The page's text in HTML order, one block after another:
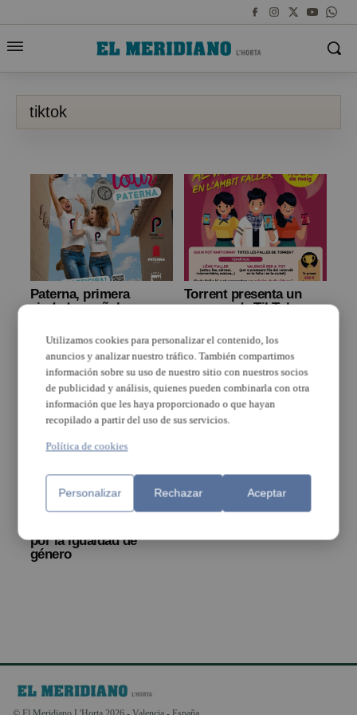
tiktok
Paterna, primera
ciudad española que
Tour
Torrent presenta un
concurs de TikTok per a
de la ciutat
Burjassot anima a los
jóvenes a crear vídeos
en TikTok para
por la igualdad de
género
Utilizamos cookies para personalizar el contenido, los
anuncios y analizar nuestro tráfico. También compartimos
información sobre su uso de nuestro sitio con nuestros socios
de publicidad y análisis, quienes pueden combinarla con otra
información que les haya proporcionado o que hayan
recopilado a partir del uso de sus servicios.
Política de cookies
Personalizar Rechazar Aceptar